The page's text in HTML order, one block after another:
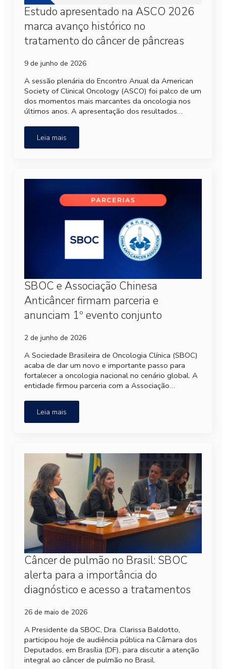
Estudo apresentado na ASCO 2026
marca avanço histórico no
tratamento do câncer de pâncreas
9 de junho de 2026
A sessão plenária do Encontro Anual da American
Society of Clinical Oncology (ASCO) foi palco de um
dos momentos mais marcantes da oncologia nos
últimos anos. A apresentação dos resultados…
Leia mais
SBOC e Associação Chinesa
Anticâncer firmam parceria e
anunciam 1º evento conjunto
2 de junho de 2026
A Sociedade Brasileira de Oncologia Clínica (SBOC)
acaba de dar um novo e importante passo para
fortalecer a oncologia nacional no cenário global. A
entidade firmou parceria com a Associação…
Leia mais
Câncer de pulmão no Brasil: SBOC
alerta para a importância do
diagnóstico e acesso a tratamentos
26 de maio de 2026
A Presidente da SBOC, Dra. Clarissa Baldotto,
participou hoje de audiência pública na Câmara dos
Deputados, em Brasília (DF), para discutir a atenção
integral ao câncer de pulmão no Brasil.